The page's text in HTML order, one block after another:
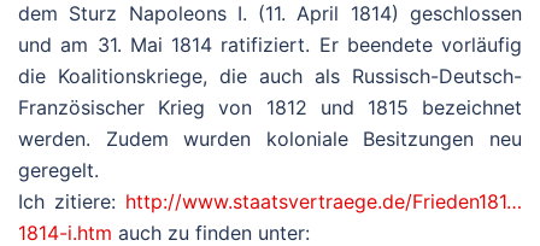
dem Sturz Napoleons I. (11. April 1814) geschlossen
und am 31. Mai 1814 ratifiziert. Er beendete vorläufig
die Koalitionskriege, die auch als Russisch-Deutsch-
Französischer Krieg von 1812 und 1815 bezeichnet
werden. Zudem wurden koloniale Besitzungen neu
geregelt.
Ich zitiere: http://www.staatsvertraege.de/Frieden181…
1814-i.htm auch zu finden unter: